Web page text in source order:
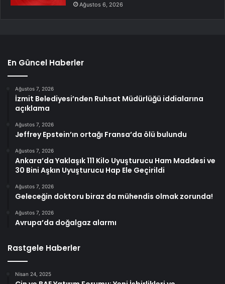
Ağustos 6, 2026
En Güncel Haberler
Ağustos 7, 2026
İzmit Belediyesi’nden Ruhsat Müdürlüğü iddialarına
açıklama
Ağustos 7, 2026
Jeffrey Epstein’ın ortağı Fransa’da ölü bulundu
Ağustos 7, 2026
Ankara’da Yaklaşık 111 Kilo Uyuşturucu Ham Maddesi ve
30 Bini Aşkın Uyuşturucu Hap Ele Geçirildi
Ağustos 7, 2026
Geleceğin doktoru biraz da mühendis olmak zorunda!
Ağustos 7, 2026
Avrupa’da doğalgaz alarmı
Rastgele Haberler
Nisan 24, 2025